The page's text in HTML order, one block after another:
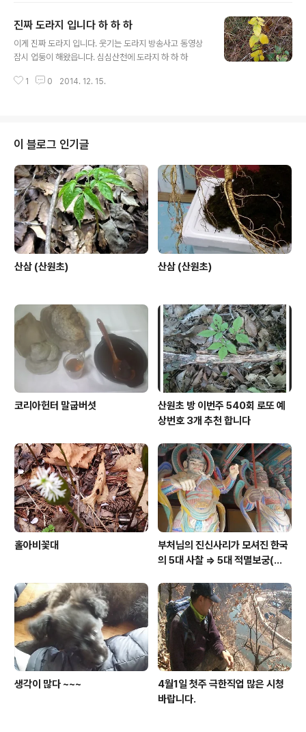
진짜 도라지 입니다 하 하 하
이게 진짜 도라지 입니다. 웃기는 도라지 방송사고 동영상
잠시 업둥이 해왔읍니다. 심심산천에 도라지 하 하 하
1 0 2014. 12. 15.
이 블로그 인기글
산삼 (산원초) 산삼 (산원초)
코리아헌터 말굽버섯
산원초 방 이번주 540회 로또 예
상번호 3개 추천 합니다
홀아비꽃대
부처님의 진신사리가 모셔진 한국
의 5대 사찰 => 5대 적멸보궁(寂
생각이 많다 ~~~
4월1일 첫주 극한직업 많은 시청
바랍니다.